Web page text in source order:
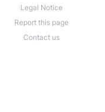
Legal Notice
Report this page
Contact us